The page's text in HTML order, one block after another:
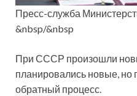
Пресс-служба
&nbsp/&nbsp
При СССР произошли
планировались новые, но
обратный процесс.